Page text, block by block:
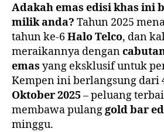
Adakah emas edisi khas ini
milik anda? Tahun 2025
tahun ke-6Halo Telco, dan
meraikannya dengan
emas yang eksklusif untuk
Kempen ini berlangsung dari
Oktober 2025 – peluang
membawa pulanggold bar
minggu.